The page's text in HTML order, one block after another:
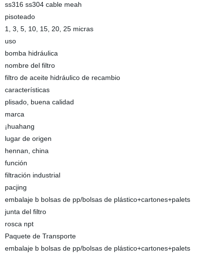
ss316 ss304 cable meah
pisoteado
1, 3, 5, 10, 15, 20, 25 micras
uso
bomba hidráulica
nombre del filtro
filtro de aceite hidráulico de recambio
características
plisado, buena calidad
marca
¡huahang
lugar de origen
hennan, china
función
filtración industrial
pacjing
embalaje b bolsas de pp/bolsas de plástico+cartones+palets
junta del filtro
rosca npt
Paquete de Transporte
embalaje b bolsas de pp/bolsas de plástico+cartones+palets